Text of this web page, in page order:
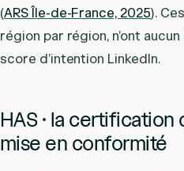
(ARS Île-de-France, 2025).
région par région, n’ont
score d’intention LinkedIn.
HAS · la
mise en conformité